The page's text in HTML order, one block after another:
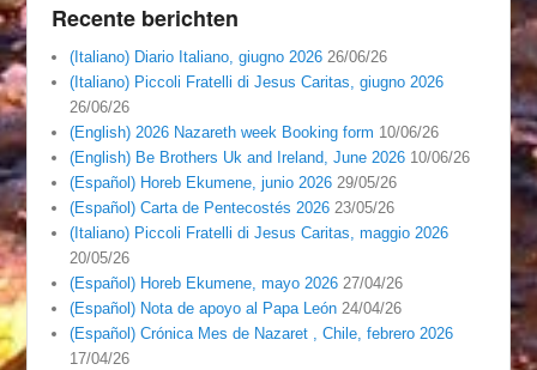
Recente berichten
(Italiano) Diario Italiano, giugno 2026 26/06/26
(Italiano) Piccoli Fratelli di Jesus Caritas, giugno 2026
26/06/26
(English) 2026 Nazareth week Booking form 10/06/26
(English) Be Brothers Uk and Ireland, June 2026 10/06/26
(Español) Horeb Ekumene, junio 2026 29/05/26
(Español) Carta de Pentecostés 2026 23/05/26
(Italiano) Piccoli Fratelli di Jesus Caritas, maggio 2026
20/05/26
(Español) Horeb Ekumene, mayo 2026 27/04/26
(Español) Nota de apoyo al Papa León 24/04/26
(Español) Crónica Mes de Nazaret , Chile, febrero 2026
17/04/26